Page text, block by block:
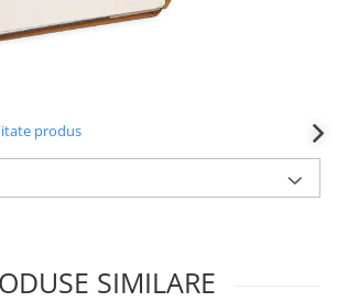
produs
SIMILARE